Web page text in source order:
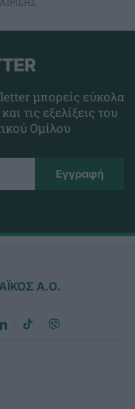
μπορείς εύκολα
τις εξελίξεις του
Ομίλου
Α.Ο.